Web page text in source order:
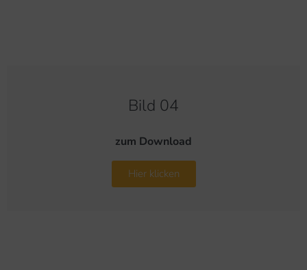
Bild 04
zum Download
Hier klicken